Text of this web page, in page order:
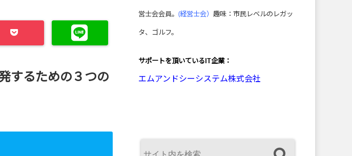
するための３つの
営士会会員。 (経営士会） 趣味：市民レベルのレガッ
タ、ゴルフ。
サポートを頂いている IT企業：
エムアンドシーシステム株式会社